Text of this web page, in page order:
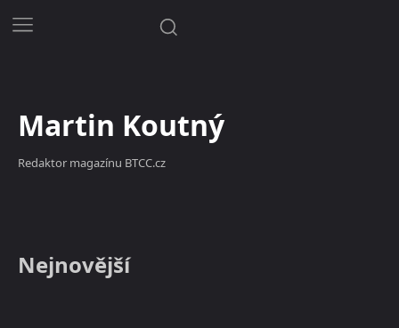
Martin Koutný
Redaktor magazínu BTCC.cz
Nejnovější